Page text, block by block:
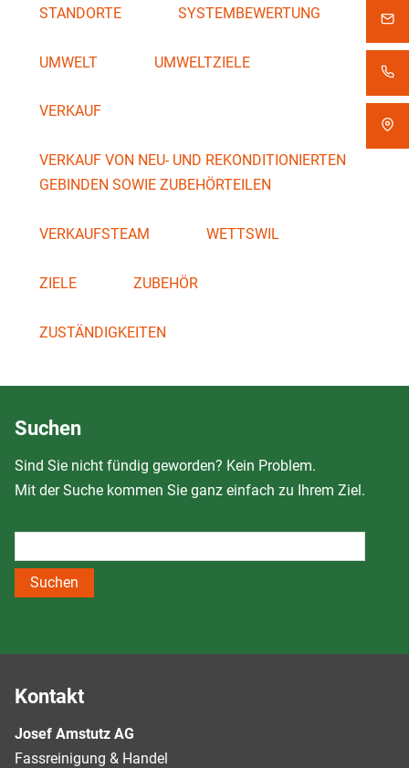
STANDORTE SYSTEMBEWERTUNG
UMWELT UMWELTZIELE
VERKAUF
VERKAUF VON NEU- UND REKONDITIONIERTEN
GEBINDEN SOWIE ZUBEHÖRTEILEN
VERKAUFSTEAM WETTSWIL
ZIELE ZUBEHÖR
ZUSTÄNDIGKEITEN
Suchen
Sind Sie nicht fündig geworden? Kein Problem.
Mit der Suche kommen Sie ganz einfach zu Ihrem Ziel.
Suchen
Kontakt
Josef Amstutz AG
Fassreinigung & Handel